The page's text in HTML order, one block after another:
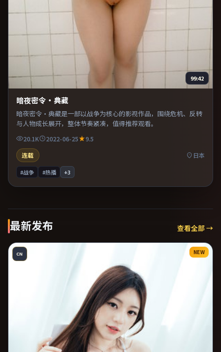
99:42
暗夜密令·典藏
暗夜密令·典藏是一部以战争为核心的影视作品，围绕危机、反转
与人物成长展开，整体节奏紧凑，值得推荐观看。
20.1K 2022-06-25
9.5
连载
日本
#战争 #热播 +3
最新发布 查看全部 →
CN NEW